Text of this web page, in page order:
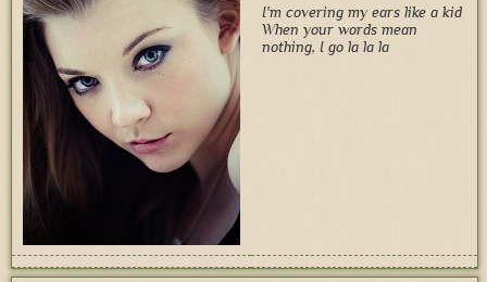
I'm covering my ears like a kid
When your words mean
nothing, I go la la la